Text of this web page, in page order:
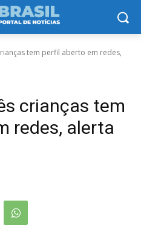
tem perfil aberto em redes,
crianças tem
redes, alerta